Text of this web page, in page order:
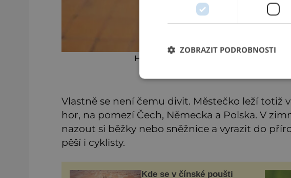
Hlavní léčebná budova leží přímo na
Vlastně se není čemu divit. Městečko leží totiž
hor, na pomezí Čech, Německa a Polska. V
nazout si běžky nebo sněžnice a vyrazit do
pěší i cyklisty.
Kde se v čínské poušti
ZOBRAZIT PODROBNOSTI